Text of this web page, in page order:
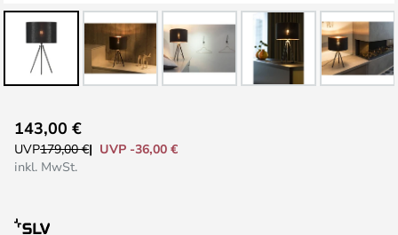
Anfang
der
143,00 €
UVP179,00 €
UVP -36,00 €
inkl. MwSt.